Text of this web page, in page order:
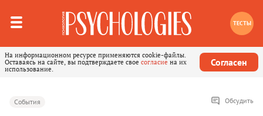
ТЕСТЫ
На информационном ресурсе применяются cookie-файлы.
Оставаясь на сайте, вы подтверждаете свое согласие на их
использование.
Согласен
События Обсудить